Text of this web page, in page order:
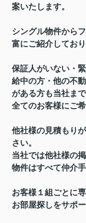
案いたします。
シングル物件から
富にご紹介しており
保証人がいない・
給中の方・他の不
がある方も当社ま
全てのお客様にご
他社様の見積もり
さい。
当社では他社様の
物件はすべて仲介
お客様１組ごとに
お部屋探しをサポ